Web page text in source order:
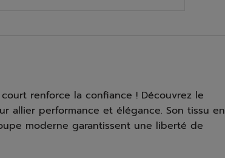
renforce la confiance ! Découvrez le
allier performance et élégance. Son tissu en
moderne garantissent une liberté de